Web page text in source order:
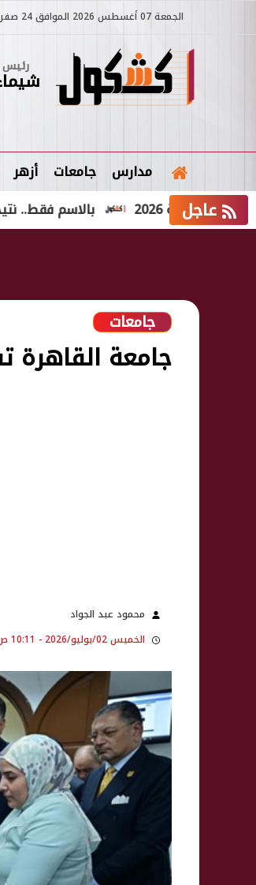
الجمعة 07 أغسطس 2026 الموافق 24 صفر 1448
رئيس
مدارس جامعات أزهر
عاجل بالاسم فقط.. نتيجة الشهادة 2026
جامعات
جامعة القاهرة
محمود عبد الجواد
الخميس 02/يوليو/2026 - 10:11 ص